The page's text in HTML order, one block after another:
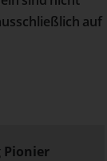
auf
Pionier